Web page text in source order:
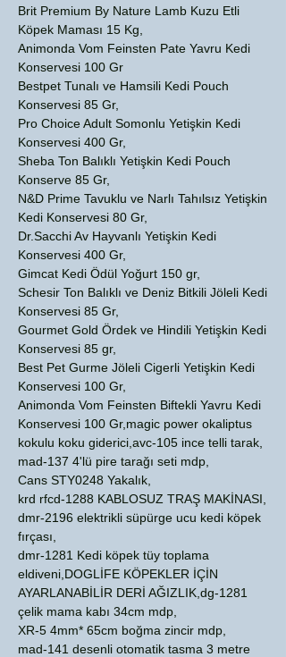
Brit Premium By Nature Lamb Kuzu Etli
Köpek Maması 15 Kg,
Animonda Vom Feinsten Pate Yavru Kedi
Konservesi 100 Gr
Bestpet Tunalı ve Hamsili Kedi Pouch
Konservesi 85 Gr,
Pro Choice Adult Somonlu Yetişkin Kedi
Konservesi 400 Gr,
Sheba Ton Balıklı Yetişkin Kedi Pouch
Konserve 85 Gr,
N&D Prime Tavuklu ve Narlı Tahılsız Yetişkin
Kedi Konservesi 80 Gr,
Dr.Sacchi Av Hayvanlı Yetişkin Kedi
Konservesi 400 Gr,
Gimcat Kedi Ödül Yoğurt 150 gr,
Schesir Ton Balıklı ve Deniz Bitkili Jöleli Kedi
Konservesi 85 Gr,
Gourmet Gold Ördek ve Hindili Yetişkin Kedi
Konservesi 85 gr,
Best Pet Gurme Jöleli Cigerli Yetişkin Kedi
Konservesi 100 Gr,
Animonda Vom Feinsten Biftekli Yavru Kedi
Konservesi 100 Gr,magic power okaliptus
kokulu koku giderici,avc-105 ince telli tarak,
mad-137 4'lü pire tarağı seti mdp,
Cans STY0248 Yakalık,
krd rfcd-1288 KABLOSUZ TRAŞ MAKİNASI,
dmr-2196 elektrikli süpürge ucu kedi köpek
fırçası,
dmr-1281 Kedi köpek tüy toplama
eldiveni,DOGLİFE KÖPEKLER İÇİN
AYARLANABİLİR DERİ AĞIZLIK,dg-1281
çelik mama kabı 34cm mdp,
XR-5 4mm* 65cm boğma zincir mdp,
mad-141 desenli otomatik tasma 3 metre